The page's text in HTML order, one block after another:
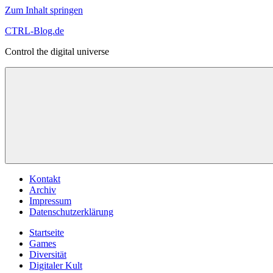
Zum Inhalt springen
CTRL-Blog.de
Control the digital universe
Kontakt
Archiv
Impressum
Datenschutzerklärung
Startseite
Games
Diversität
Digitaler Kult